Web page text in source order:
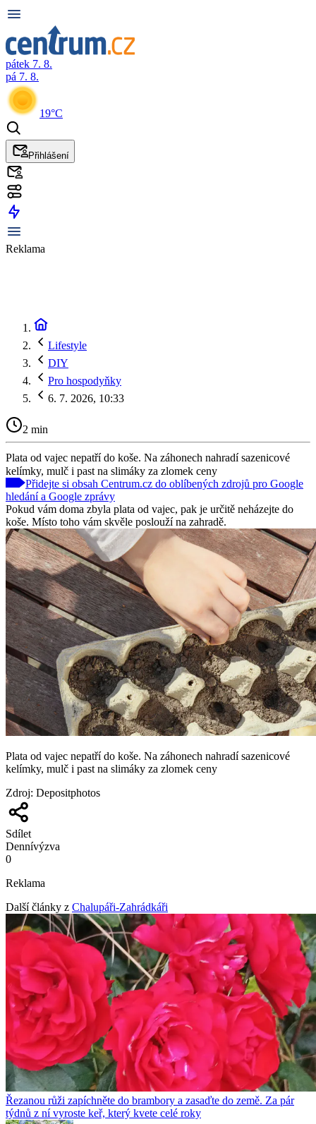
pátek 7. 8.
pá 7. 8.
19°C
Přihlášení
Reklama
Lifestyle
DIY
Pro hospodyňky
6. 7. 2026, 10:33
2 min
Plata od vajec nepatří do koše. Na záhonech nahradí sazenicové
kelímky, mulč i past na slimáky za zlomek ceny
Přidejte si obsah Centrum.cz do oblíbených zdrojů pro Google
hledání a Google zprávy
Pokud vám doma zbyla plata od vajec, pak je určitě neházejte do
koše. Místo toho vám skvěle poslouží na zahradě.
Plata od vajec nepatří do koše. Na záhonech nahradí sazenicové
kelímky, mulč i past na slimáky za zlomek ceny
Zdroj: Depositphotos
Sdílet
Dennívýzva
0
Reklama
Další články z Chalupáři-Zahrádkáři
Řezanou růži zapíchněte do brambory a zasaďte do země. Za pár
týdnů z ní vyroste keř, který kvete celé roky